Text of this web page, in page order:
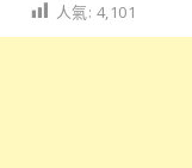
人氣: 4,101